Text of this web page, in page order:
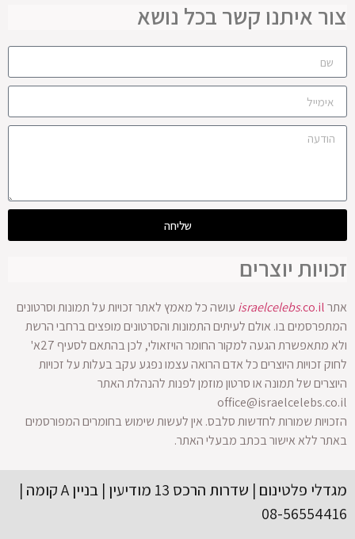
צור איתנו קשר בכל נושא
שליחה
זכויות יוצרים
אתר israelcelebs.co.il
עושה כל מאמץ לאתר זכויות על תמונות וסרטונים
המתפרסמים בו. אולם לעיתים התמונות והסרטונים מופצים ברחבי הרשת
ולא מתאפשרת הגעה למקור החומר הויזאולי, לכן בהתאם לסעיף 27א'
לחוק זכויות היוצרים כל אדם הרואה עצמו נפגע עקב בעלות על זכויות
היוצרים של תמונה או סרטון מוזמן לפנות להנהלת האתר
office@israelcelebs.co.il
הזכויות שמורות לחדשות סלבס. אין לעשות שימוש בחומרים המפורסמים
באתר ללא אישור בכתב מבעלי האתר.
מגדלי פלטינום | שדרות הרכס 13 מודיעין | בניין A קומה |
08-56554416